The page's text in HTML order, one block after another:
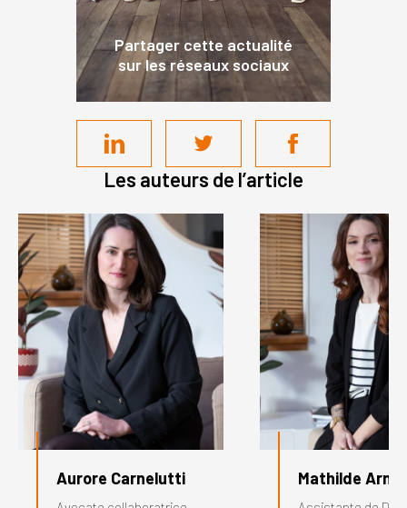
Partager cette actualité
sur les réseaux sociaux
Les auteurs de l’article
Aurore Carnelutti Mathilde